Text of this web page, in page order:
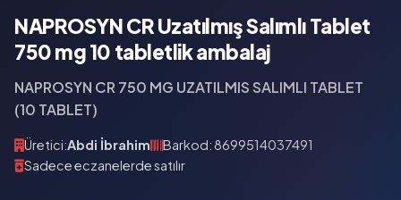
NAPROSYN CR Uzatılmış Salımlı Tablet
750 mg 10 tabletlik ambalaj
NAPROSYN CR 750 MG UZATILMIS SALIMLI TABLET
(10 TABLET)
Üretici:Abdi İbrahim
Barkod: 8699514037491
Sadece eczanelerde satılır